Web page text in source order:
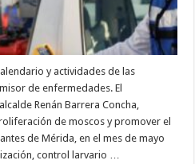
y actividades de las
de enfermedades. El
Renán Barrera Concha,
de moscos y promover el
de Mérida, en el mes de mayo
control larvario …